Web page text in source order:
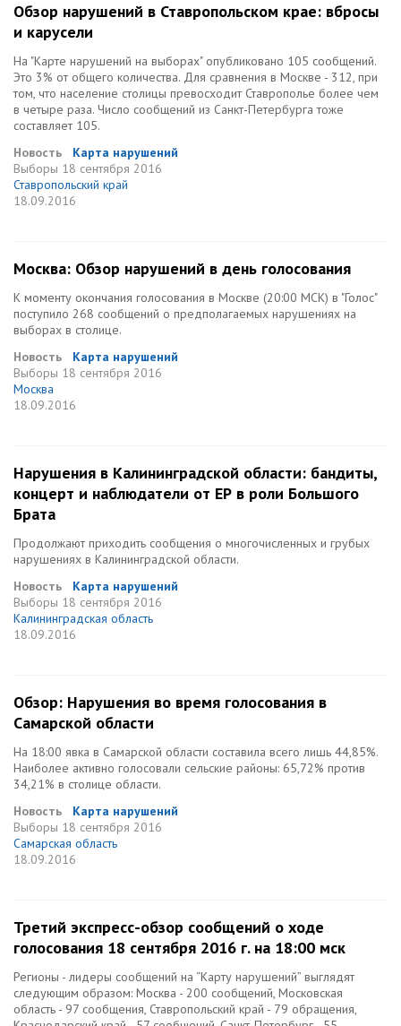
Обзор нарушений в Ставропольском крае: вбросы
и карусели
На "Карте нарушений на выборах" опубликовано 105 сообщений.
Это 3% от общего количества. Для сравнения в Москве - 312, при
том, что население столицы превосходит Ставрополье более чем
в четыре раза. Число сообщений из Санкт-Петербурга тоже
составляет 105.
Новость
Карта нарушений
Выборы 18 сентября 2016
Ставропольский край
18.09.2016
Москва: Обзор нарушений в день голосования
К моменту окончания голосования в Москве (20:00 МСК) в "Голос"
поступило 268 сообщений о предполагаемых нарушениях на
выборах в столице.
Новость
Карта нарушений
Выборы 18 сентября 2016
Москва
18.09.2016
Нарушения в Калининградской области: бандиты,
концерт и наблюдатели от ЕР в роли Большого
Брата
Продолжают приходить сообщения о многочисленных и грубых
нарушениях в Калининградской области.
Новость
Карта нарушений
Выборы 18 сентября 2016
Калининградская область
18.09.2016
Обзор: Нарушения во время голосования в
Самарской области
На 18:00 явка в Самарской области составила всего лишь 44,85%.
Наиболее активно голосовали сельские районы: 65,72% против
34,21% в столице области.
Новость
Карта нарушений
Выборы 18 сентября 2016
Самарская область
18.09.2016
Третий экспресс-обзор сообщений о ходе
голосования 18 сентября 2016 г. на 18:00 мск
Регионы - лидеры сообщений на “Карту нарушений” выглядят
следующим образом: Москва - 200 сообщений, Московская
область - 97 сообщения, Ставропольский край - 79 обращения,